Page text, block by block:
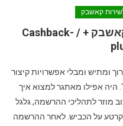
קאשבק
הרשמה ושימוש באתר – קאשבק + / Cashback-
ומתיש ומבלי אפשרויות קיצור
היה אפילו מאתגר למצוא איך
מוזר לתהליכי ההרשמה, גלגל
על הכביש. לאחר ההרשמה